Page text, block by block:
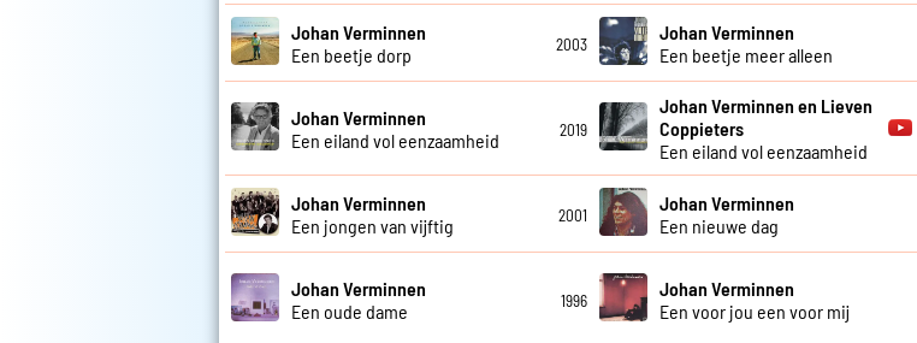
Johan Verminnen
Een beetje dorp
2003
Johan Verminnen
Een beetje meer alleen
Johan Verminnen
Een eiland vol eenzaamheid
2019
Johan Verminnen en Lieven
Coppieters
Een eiland vol eenzaamheid
Johan Verminnen
Een jongen van vijftig
2001
Johan Verminnen
Een nieuwe dag
Johan Verminnen
Een oude dame
1996
Johan Verminnen
Een voor jou een voor mij